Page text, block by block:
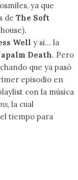
ya que
deThe Soft
Well y si… la
Death. Pero
que ya pasó
episodio en
con la música
, la cual
tiempo para